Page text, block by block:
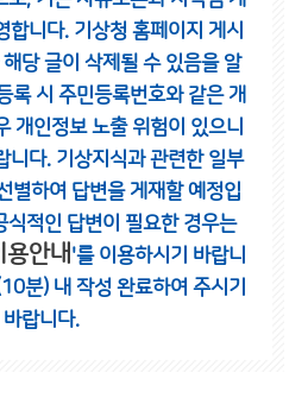
합니다. 기상청 홈페이지 게시
당 글이 삭제될 수 있음을 알
록 시 주민등록번호와 같은 개
개인정보 노출 위험이 있으니
니다. 기상지식과 관련한 일부
별하여 답변을 게재할 예정입
적인 답변이 필요한 경우는
안내 '를 이용하시기 바랍니
분) 내 작성 완료하여 주시기
바랍니다.